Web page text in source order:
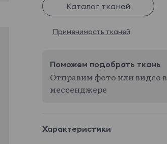
Каталог тканей
Применимость тканей
Поможем подобрать ткань
Отправим фото или видео в
мессенджере
Характеристики